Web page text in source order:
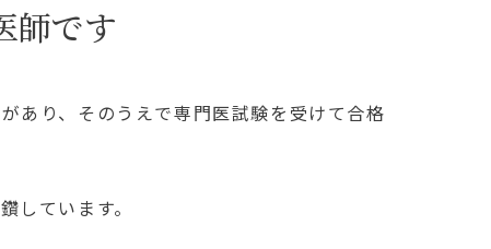
師です
あり、そのうえで専門医試験を受けて合格
しています。